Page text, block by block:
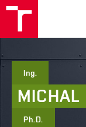
Brno
Ing.
MICHAL
Ph.D.